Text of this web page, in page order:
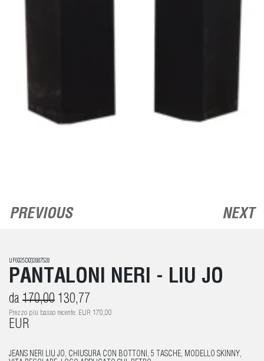
PREVIOUS NEXT
UF6025D032887528
PANTALONI NERI - LIU JO
da 170,00 130,77
Prezzo più basso recente: EUR 170,00
EUR
JEANS NERI LIU JO, CHIUSURA CON BOTTONI, 5 TASCHE, MODELLO SKINNY,